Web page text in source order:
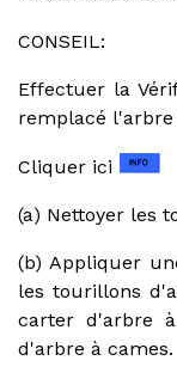
CONSEIL:
Effectuer la
remplacé l'arbre
Cliquer ici
(a) Nettoyer les
(b) Appliquer
les tourillons
carter d'arbre
d'arbre à cames.